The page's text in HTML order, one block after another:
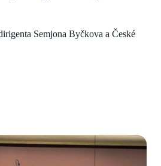
Semjona Byčkova a České